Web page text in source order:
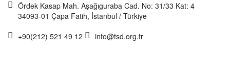
Ördek Kasap Mah. Aşağıguraba Cad. No: 31/33 Kat: 4
34093-01 Çapa Fatih, İstanbul / Türkiye
+90(212) 521 49 12
info@tsd.org.tr